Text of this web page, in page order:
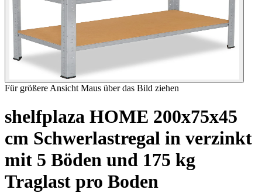
Für größere Ansicht Maus über das Bild ziehen
shelfplaza HOME 200x75x45
cm Schwerlastregal in verzinkt
mit 5 Böden und 175 kg
Traglast pro Boden